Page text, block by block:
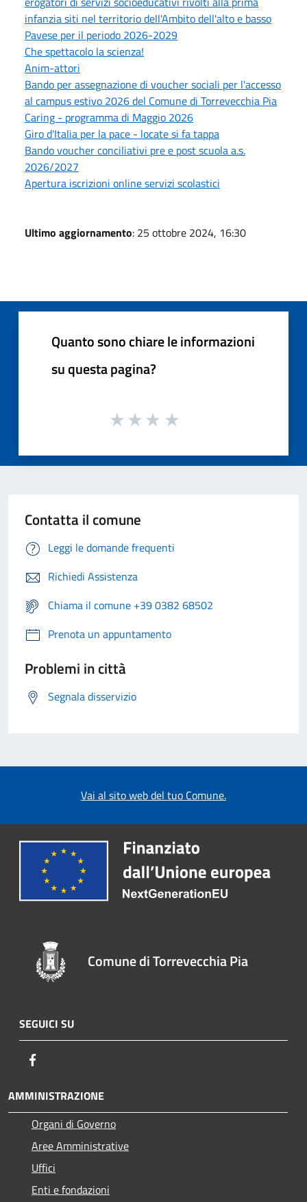
infanzia siti nel territorio dell'Ambito dell'alto e basso
Pavese per il periodo 2026-2029
Che spettacolo la scienza!
Anim-attori
Bando per assegnazione di voucher sociali per l'accesso
al campus estivo 2026 del Comune di Torrevecchia Pia
Caring - programma di Maggio 2026
Giro d'Italia per la pace - locate si fa tappa
Bando voucher conciliativi pre e post scuola a.s.
2026/2027
Apertura iscrizioni online servizi scolastici
Ultimo aggiornamento: 25 ottobre 2024, 16:30
Quanto sono chiare le informazioni
su questa pagina?
Contatta il comune
Leggi le domande frequenti
Richiedi Assistenza
Chiama il comune +39 0382 68502
Prenota un appuntamento
Problemi in città
Segnala disservizio
Vai al sito web del tuo Comune.
Comune di Torrevecchia Pia
SEGUICI SU
AMMINISTRAZIONE
Organi di Governo
Aree Amministrative
Uffici
Enti e fondazioni